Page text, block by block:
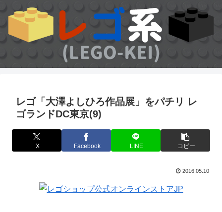
レゴ「大澤よしひろ作品展」をパチリ レ
ゴランドDC東京(9)
X Facebook LINE コピー
2016.05.10